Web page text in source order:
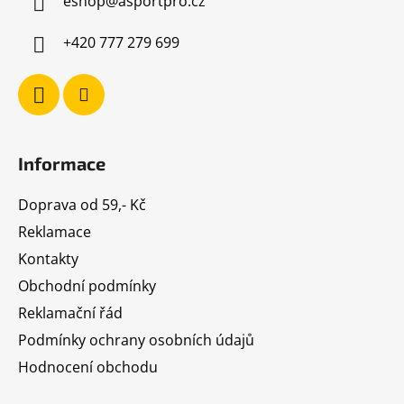
+420 777 279 699
Informace
Doprava od 59,- Kč
Reklamace
Kontakty
Obchodní podmínky
Reklamační řád
Podmínky ochrany osobních údajů
Hodnocení obchodu